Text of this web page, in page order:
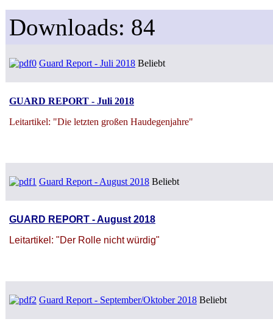
Downloads: 84
Guard Report - Juli 2018 Beliebt
GUARD REPORT - Juli 2018
Leitartikel: "Die letzten großen Haudegenjahre"
Guard Report - August 2018 Beliebt
GUARD REPORT - August 2018
Leitartikel: "Der Rolle nicht würdig"
Guard Report - September/Oktober 2018 Beliebt